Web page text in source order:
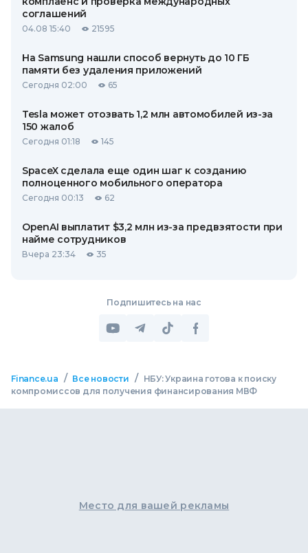
соглашений
04.08 15:40 21595
На Samsung нашли способ вернуть до 10 ГБ
памяти без удаления приложений
Сегодня 02:00 65
Tesla может отозвать 1,2 млн автомобилей из-за
150 жалоб
Сегодня 01:18 145
SpaceX сделала еще один шаг к созданию
полноценного мобильного оператора
Сегодня 00:13 62
OpenAI выплатит $3,2 млн из-за предвзятости при
найме сотрудников
Вчера 23:34 35
Подпишитесь на нас
Finance.ua / Все новости /
НБУ: Украина готова к поиску
компромиссов для получения финансирования МВФ
Место для вашей рекламы